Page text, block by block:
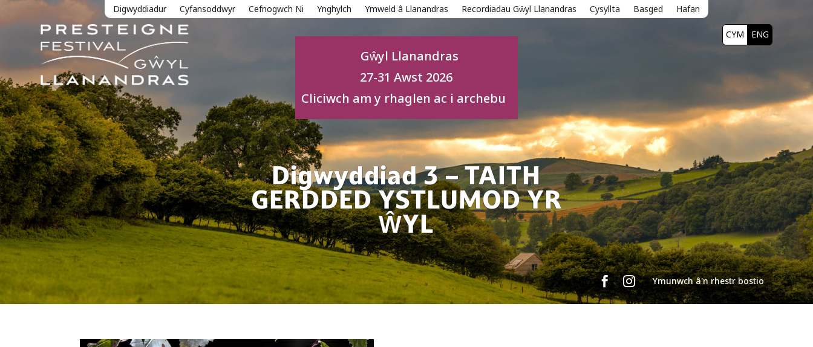
Digwyddiadur Cyfansoddwyr Cefnogwch Ni Ynghylch Ymweld â Llanandras Recordiadau Gŵyl Llanandras Cysyllta Basged Hafan
Gŵyl Llanandras
27-31 Awst 2026
Cliciwch am y rhaglen ac i archebu
Digwyddiad 3 – TAITH
GERDDED YSTLUMOD YR
ŴYL
ENG
CYM
  Ymunwch â'n rhestr bostio